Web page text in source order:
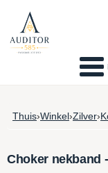
Thuis›Winkel›Zilver›
Choker nekband